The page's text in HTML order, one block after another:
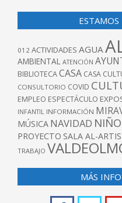
012 ACTIVIDADES AGUA
AMBIENTAL ATENCIÓN
BIBLIOTECACASA CASA
CONSULTORIO COVID
EMPLEO ESPECTÁCULO
INFANTIL INFORMACIÓN
MÚSICA NAVIDAD
PROYECTO SALA AL-ARTIS
TRABAJO
MÁS